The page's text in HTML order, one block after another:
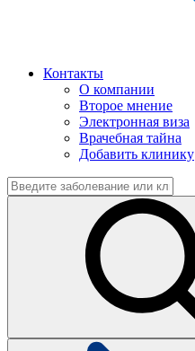
Контакты
О компании
Второе мнение
Электронная виза
Врачебная тайна
Добавить клинику